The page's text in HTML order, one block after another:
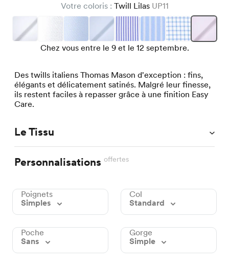
Votre coloris : Twill Lilas UP11
Chez vous entre le 9 et le 12 septembre.
Des twills italiens Thomas Mason d'exception : fins,
élégants et délicatement satinés. Malgré leur finesse,
ils restent faciles à repasser grâce à une finition Easy
Care.
Le Tissu
Personnalisations offertes
Poignets
Simples
Col
Standard
Poche
Sans
Gorge
Simple